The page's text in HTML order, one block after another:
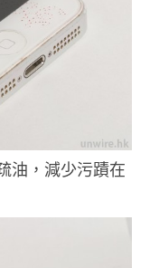
油，減少污蹟在